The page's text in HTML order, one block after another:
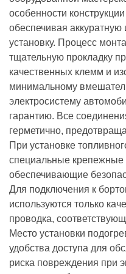
особенности
обеспечивая
установку. Процесс
тщательную прокладку
качественных клемм и
минимальному
электросистему
гарантию. Все
герметично,
При установке
специальные крепежные
обеспечивающие
Для подключения к
используются только
проводка,
Место установки
удобства доступа для
риска повреждения при